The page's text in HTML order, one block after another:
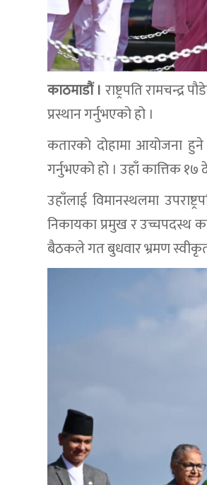
काठमाडौं । राष्ट्रपति रामचन्द्र
प्रस्थान गर्नुभएको हो ।
कतारको दोहामा आयोजना
गर्नुभएको हो । उहाँ कात्तिक
उहाँलाई विमानस्थलमा
निकायका प्रमुख र उच्चपदस्थ
बैठकले गत बुधवार भ्रमण स्वीकृत